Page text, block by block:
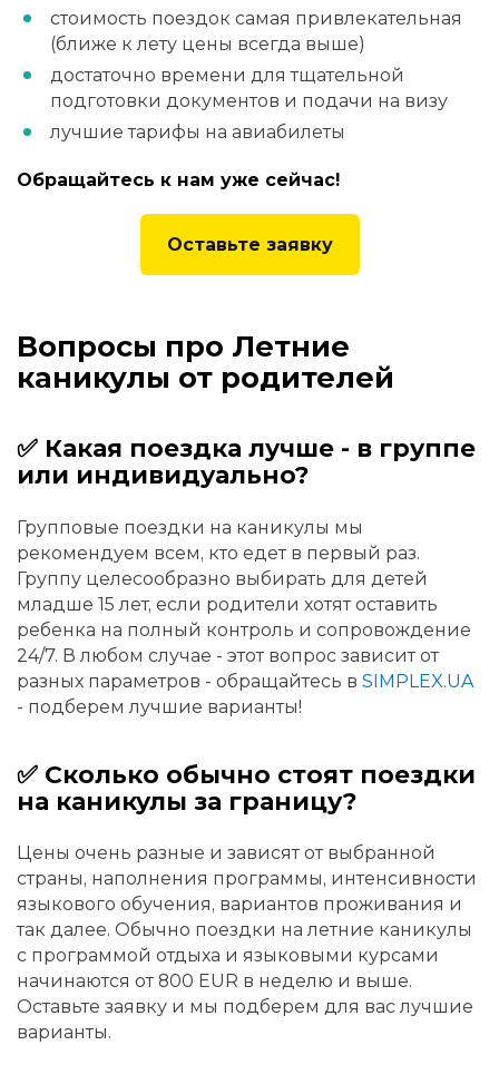
стоимость поездок самая привлекательная
(ближе к лету цены всегда выше)
достаточно времени для тщательной
подготовки документов и подачи на визу
лучшие тарифы на авиабилеты
Обращайтесь к нам уже сейчас!
Оставьте заявку
Вопросы про Летние
каникулы от родителей
✅ Какая поездка лучше - в группе
или индивидуально?
Групповые поездки на каникулы мы
рекомендуем всем, кто едет в первый раз.
Группу целесообразно выбирать для детей
младше 15 лет, если родители хотят оставить
ребенка на полный контроль и сопровождение
24/7. В любом случае - этот вопрос зависит от
разных параметров - обращайтесь в SIMPLEX.UA
- подберем лучшие варианты!
✅ Сколько обычно стоят поездки
на каникулы за границу?
Цены очень разные и зависят от выбранной
страны, наполнения программы, интенсивности
языкового обучения, вариантов проживания и
так далее. Обычно поездки на летние каникулы
с программой отдыха и языковыми курсами
начинаются от 800 EUR в неделю и выше.
Оставьте заявку и мы подберем для вас лучшие
варианты.